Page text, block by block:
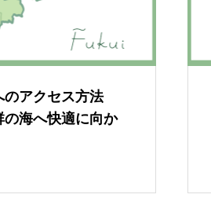
のアクセス方法
の海へ快適に向か